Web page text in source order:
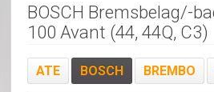
BOSCH Bremsbelag/-
100 Avant (44, 44Q, C3)
ATE BOSCH BREMBO